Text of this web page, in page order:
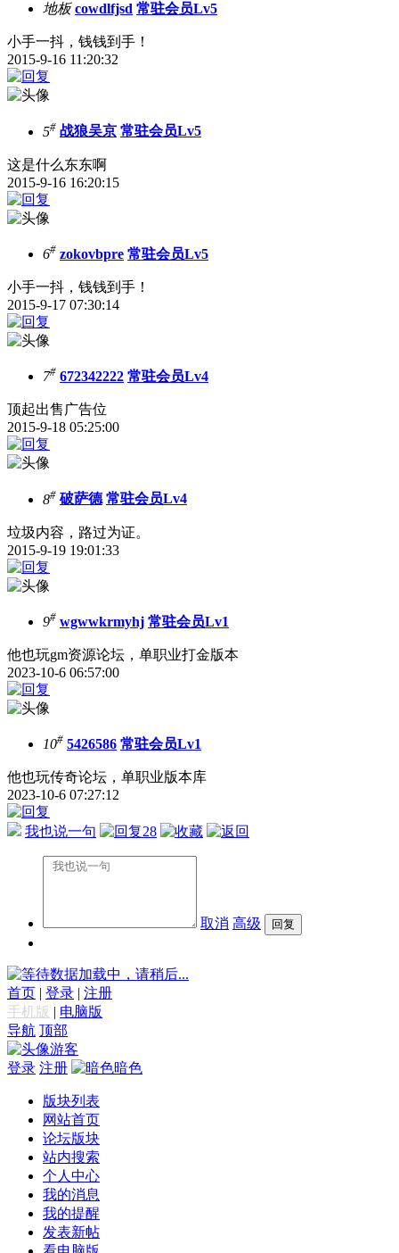
地板 cowdlfjsd 常驻会员Lv5
小手一抖，钱钱到手！
2015-9-16 11:20:32
5# 战狼吴京 常驻会员Lv5
这是什么东东啊
2015-9-16 16:20:15
6# zokovbpre 常驻会员Lv5
小手一抖，钱钱到手！
2015-9-17 07:30:14
7# 672342222 常驻会员Lv4
顶起出售广告位
2015-9-18 05:25:00
8# 破萨德 常驻会员Lv4
垃圾内容，路过为证。
2015-9-19 19:01:33
9# wgwwkrmyhj 常驻会员Lv1
他也玩gm资源论坛，单职业打金版本
2023-10-6 06:57:00
10# 5426586 常驻会员Lv1
他也玩传奇论坛，单职业版本库
2023-10-6 07:27:12
我也说一句 28
取消 高级
数据加载中，请稍后...
首页 | 登录 | 注册
手机版 | 电脑版
导航 顶部
游客
登录 注册 暗色
版块列表
网站首页
论坛版块
站内搜索
个人中心
我的消息
我的提醒
发表新帖